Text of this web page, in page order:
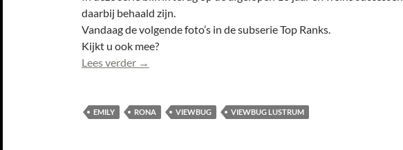
daarbij behaald zijn.
Vandaag de volgende foto’s in de subserie Top Ranks.
Kijkt u ook mee?
Lees verder De Top Ranks van 10 jaar ViewBug: 76 rankings
→
EMILY RONA VIEWBUG VIEWBUG LUSTRUM